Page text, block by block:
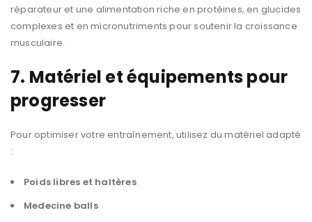
réparateur et une alimentation riche en protéines, en glucides
complexes et en micronutriments pour soutenir la croissance
musculaire.
7. Matériel et équipements pour
progresser
Pour optimiser votre entraînement, utilisez du matériel adapté
:
Poids libres et haltères
Medecine balls